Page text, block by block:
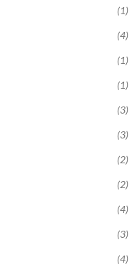
(1)
(4)
(1)
(1)
(3)
(3)
(2)
(2)
(4)
(3)
(4)